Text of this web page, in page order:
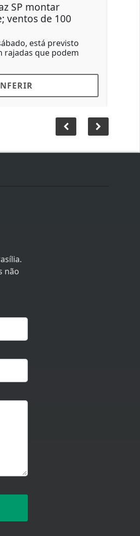
'Por que não volta
vereadora a colega
acusada de xenofobia
não